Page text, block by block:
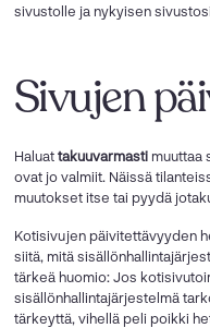
sivustolle ja nykyisen
Sivujen
Haluattakuuvarmastimuuttaa
ovat jo valmiit. Näissä
muutokset itse tai pyydä
Kotisivujen päivitettävyyden
siitä, mitä
tärkeä huomio: Jos
sisällönhallintajärjestelmä
tärkeyttä, vihellä peli poikki